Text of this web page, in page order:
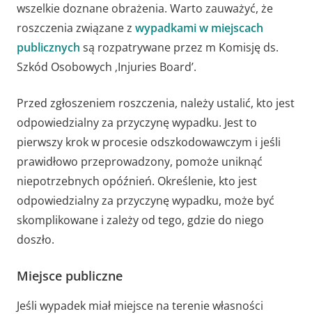
wszelkie doznane obrażenia. Warto zauważyć, że
roszczenia związane z wypadkami w miejscach
publicznych są rozpatrywane przez m Komisję ds.
Szkód Osobowych ‚Injuries Board’.
Przed zgłoszeniem roszczenia, należy ustalić, kto jest
odpowiedzialny za przyczynę wypadku. Jest to
pierwszy krok w procesie odszkodowawczym i jeśli
prawidłowo przeprowadzony, pomoże uniknąć
niepotrzebnych opóźnień. Określenie, kto jest
odpowiedzialny za przyczynę wypadku, może być
skomplikowane i zależy od tego, gdzie do niego
doszło.
Miejsce publiczne
Jeśli wypadek miał miejsce na terenie własności